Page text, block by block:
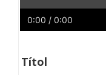
0:00 / 0:00
Títol